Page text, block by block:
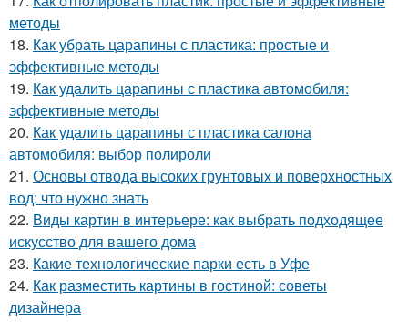
методы
18. Как убрать царапины с пластика: простые и
эффективные методы
19. Как удалить царапины с пластика автомобиля:
эффективные методы
20. Как удалить царапины с пластика салона
автомобиля: выбор полироли
21. Основы отвода высоких грунтовых и поверхностных
вод: что нужно знать
22. Виды картин в интерьере: как выбрать подходящее
искусство для вашего дома
23. Какие технологические парки есть в Уфе
24. Как разместить картины в гостиной: советы
дизайнера